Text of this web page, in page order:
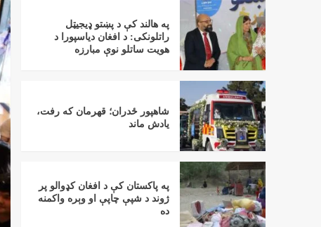
په هالند کې د پښتو ډیجیټل
راتلونکی: د افغان دیاسپورا د
هویت ساتلو نوې مبارزه
شاهپور ځدران؛ قهرمان که رفت،
یادش ماند
په پاکستان کې د افغان کډوالو پر
ژوند د شپې چاپې او وېره واکمنه
ده